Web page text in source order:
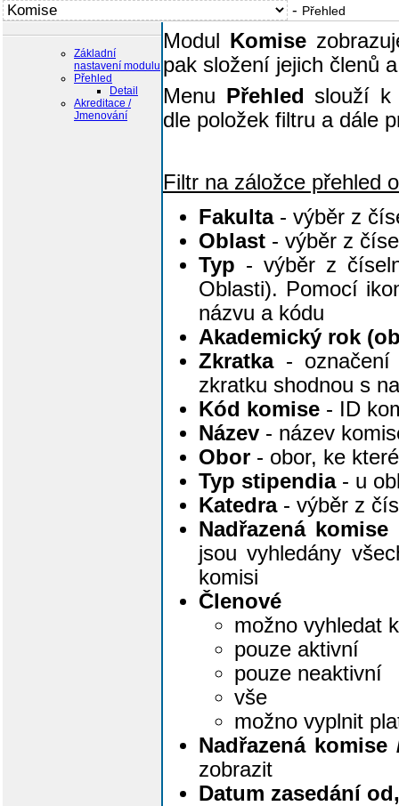
- Přehled
Základní
nastavení modulu
Přehled
Detail
Akreditace /
Jmenování
Modul Komise
pak složení jejich členů
Menu Přehled slouží k
dle položek filtru a dále
Filtr na záložce přehled
Fakulta- výběr z
Oblast - výběr z
Typ - výběr z
Oblasti). Pomocí
názvu a kódu
Akademický rok
Zkratka- označení
zkratku shodnou s
Kód komise - ID
Název - název
Obor - obor, ke
Typ stipendia- u
Katedra- výběr z
Nadřazená komise
jsou vyhledány
komisi
Členové
možno vyhledat
pouze aktivní
pouze neaktivní
vše
možno vyplnit
Nadřazená
zobrazit
Datum zasedání